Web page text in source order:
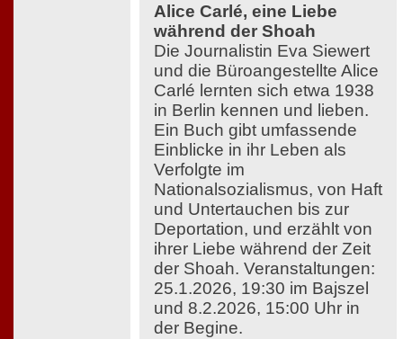
Alice Carlé, eine Liebe
während der Shoah
Die Journalistin Eva Siewert
und die Büroangestellte Alice
Carlé lernten sich etwa 1938
in Berlin kennen und lieben.
Ein Buch gibt umfassende
Einblicke in ihr Leben als
Verfolgte im
Nationalsozialismus, von Haft
und Untertauchen bis zur
Deportation, und erzählt von
ihrer Liebe während der Zeit
der Shoah. Veranstaltungen:
25.1.2026, 19:30 im Bajszel
und 8.2.2026, 15:00 Uhr in
der Begine.